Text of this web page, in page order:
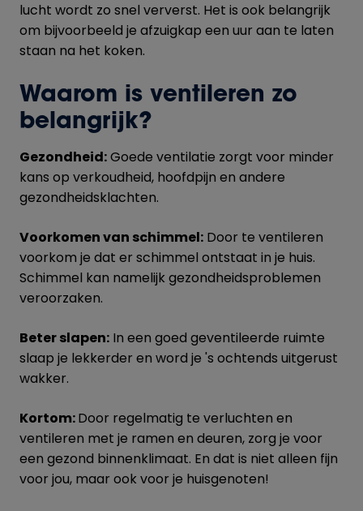
lucht wordt zo snel ververst. Het is ook belangrijk
om bijvoorbeeld je afzuigkap een uur aan te laten
staan na het koken.
Waarom is ventileren zo
belangrijk?
Gezondheid:Goede ventilatie zorgt voor minder
kans op verkoudheid, hoofdpijn en andere
gezondheidsklachten.
Voorkomen van schimmel: Door te ventileren
voorkom je dat er schimmel ontstaat in je huis.
Schimmel kan namelijk gezondheidsproblemen
veroorzaken.
Beter slapen: In een goed geventileerde ruimte
slaap je lekkerder en word je 's ochtends uitgerust
wakker.
Kortom:Door regelmatig te verluchten en
ventileren met je ramen en deuren, zorg je voor
een gezond binnenklimaat. En dat is niet alleen fijn
voor jou, maar ook voor je huisgenoten!